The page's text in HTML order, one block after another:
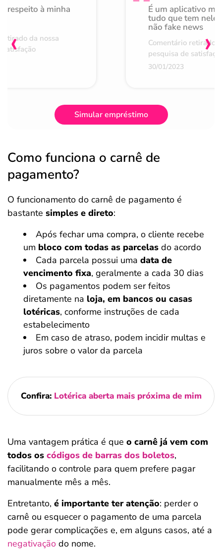
respeito à minha
da nossa
É um aplicativo
tudo que tem nele
não fake news
Comentário retirado
pesquisa de
30/01/2023
‹ ›
Simular empréstimo
Como funciona o carnê de
pagamento?
O funcionamento do carnê de pagamento é
bastante simples e direto:
Após fechar uma compra, o cliente recebe
um bloco com todas as parcelas do acordo
Cada parcela possui uma data de
vencimento fixa, geralmente a cada 30 dias
Os pagamentos podem ser feitos
diretamente na loja, em bancos ou casas
lotéricas, conforme instruções de cada
estabelecimento
Em caso de atraso, podem incidir multas e
juros sobre o valor da parcela
Confira: Lotérica aberta mais próxima de mim
Uma vantagem prática é que o carnê já vem com
todos os códigos de barras dos boletos,
facilitando o controle para quem prefere pagar
manualmente mês a mês.
Entretanto, é importante ter atenção: perder o
carnê ou esquecer o pagamento de uma parcela
pode gerar complicações e, em alguns casos, até a
negativação do nome.